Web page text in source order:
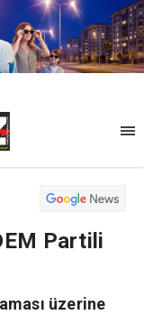
Partili
üzerine